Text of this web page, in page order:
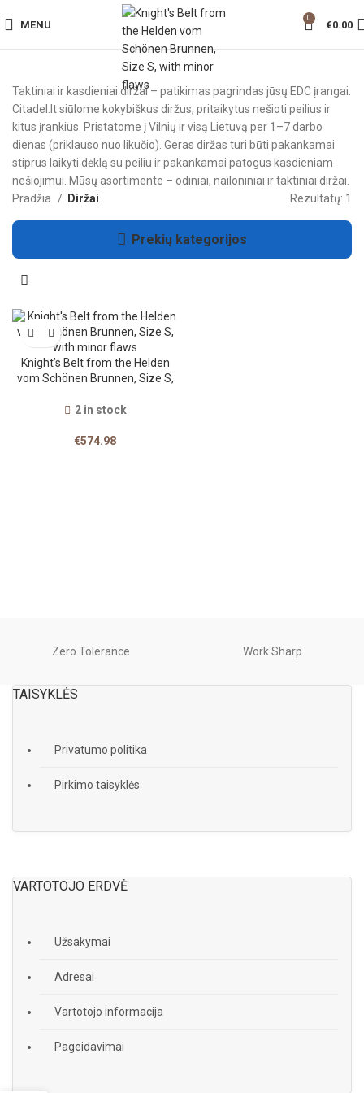
MENU
0
€0.00
Taktiniai ir kasdieniai diržai – patikimas pagrindas jūsų EDC įrangai.
Citadel.lt siūlome kokybiškus diržus, pritaikytus nešioti peilius ir
kitus įrankius. Pristatome į Vilnių ir visą Lietuvą per 1–7 darbo
dienas (priklauso nuo likučio). Geras diržas turi būti pakankamai
stiprus laikyti dėklą su peiliu ir pakankamai patogus kasdieniam
nešiojimui. Mūsų asortimente – odiniai, nailoniniai ir taktiniai diržai.
Pradžia
Diržai Rezultatų: 1
Prekių kategorijos
Knight’s Belt from the Helden
vom Schönen Brunnen, Size S,
2 in stock
€574.98
Zero Tolerance Work Sharp
TAISYKLĖS
Privatumo politika
Pirkimo taisyklės
VARTOTOJO ERDVĖ
Užsakymai
Adresai
Vartotojo informacija
Pageidavimai